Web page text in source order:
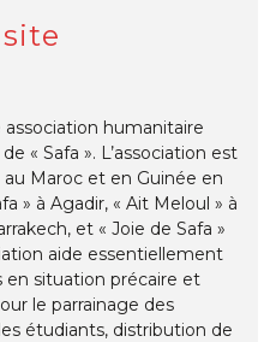
association humanitaire
« Safa ». L’association est
au Maroc et en Guinée en
» à Agadir, « Ait Meloul » à
et « Joie de Safa »
aide essentiellement
en situation précaire et
le parrainage des
étudiants, distribution de